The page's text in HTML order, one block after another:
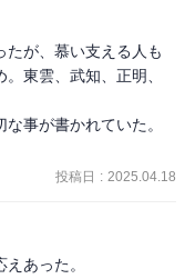
争後半では、南方か
りも死亡率が高かっ
たが、慕い支える人も
東雲、武知、正明、
事が書かれていた。
投稿日 : 2025.04.18
あった。